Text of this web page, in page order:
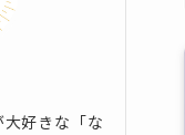
好きな「な